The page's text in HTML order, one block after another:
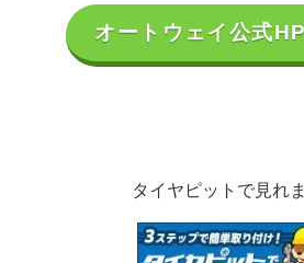
オートウェイ公式
タイヤピットで見れ